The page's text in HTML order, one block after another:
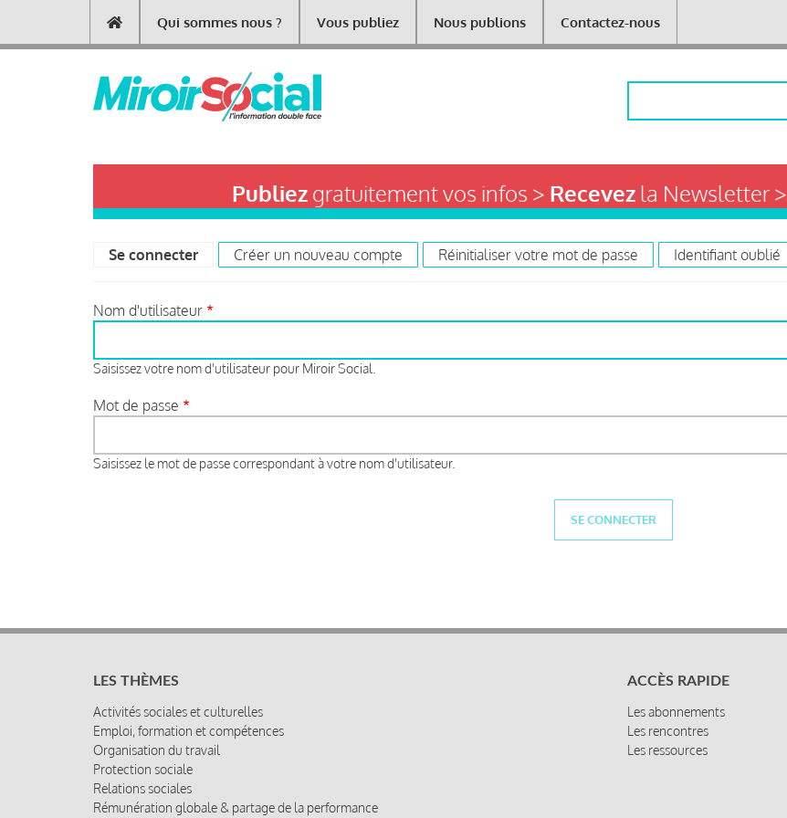
contenu
Main
navigation
Qui sommes nous ? Vous publiez Nous publions Contactez-nous
Publiezgratuitement vos infos > Recevezla Newsletter >
tabs
Se connecter (onglet actif)
Créer un nouveau compte Réinitialiser votre mot de passe Identifiant oublié
Nom d'utilisateur
Saisissez votre nom d'utilisateur pour Miroir Social.
Mot de passe
Saisissez le mot de passe correspondant à votre nom d'utilisateur.
LES THÈMES
Activités sociales et culturelles
Emploi, formation et compétences
Organisation du travail
Protection sociale
Relations sociales
Rémunération globale & partage de la performance
ACCÈS RAPIDE
Les abonnements
Les rencontres
Les ressources